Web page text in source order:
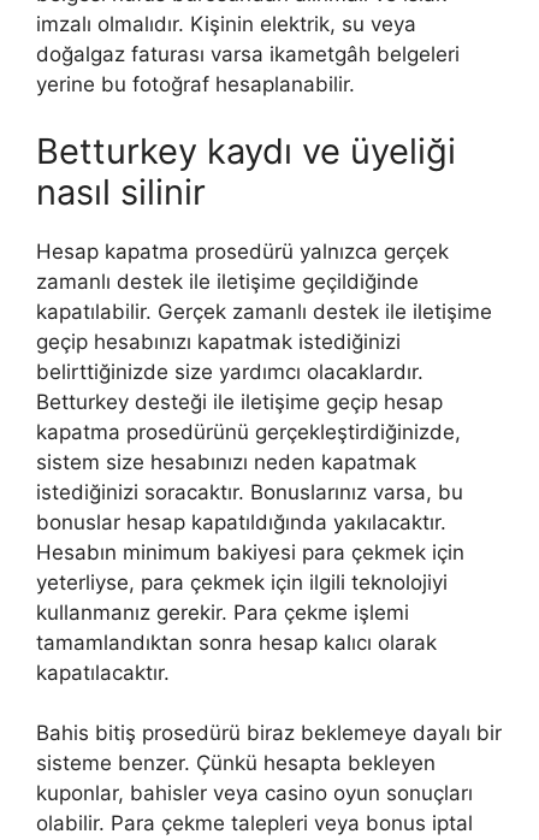
imzalı olmalıdır. Kişinin elektrik, su veya
doğalgaz faturası varsa ikametgâh belgeleri
yerine bu fotoğraf hesaplanabilir.
Betturkey kaydı ve üyeliği
nasıl silinir
Hesap kapatma prosedürü yalnızca gerçek
zamanlı destek ile iletişime geçildiğinde
kapatılabilir. Gerçek zamanlı destek ile iletişime
geçip hesabınızı kapatmak istediğinizi
belirttiğinizde size yardımcı olacaklardır.
Betturkey desteği ile iletişime geçip hesap
kapatma prosedürünü gerçekleştirdiğinizde,
sistem size hesabınızı neden kapatmak
istediğinizi soracaktır. Bonuslarınız varsa, bu
bonuslar hesap kapatıldığında yakılacaktır.
Hesabın minimum bakiyesi para çekmek için
yeterliyse, para çekmek için ilgili teknolojiyi
kullanmanız gerekir. Para çekme işlemi
tamamlandıktan sonra hesap kalıcı olarak
kapatılacaktır.
Bahis bitiş prosedürü biraz beklemeye dayalı bir
sisteme benzer. Çünkü hesapta bekleyen
kuponlar, bahisler veya casino oyun sonuçları
olabilir. Para çekme talepleri veya bonus iptal